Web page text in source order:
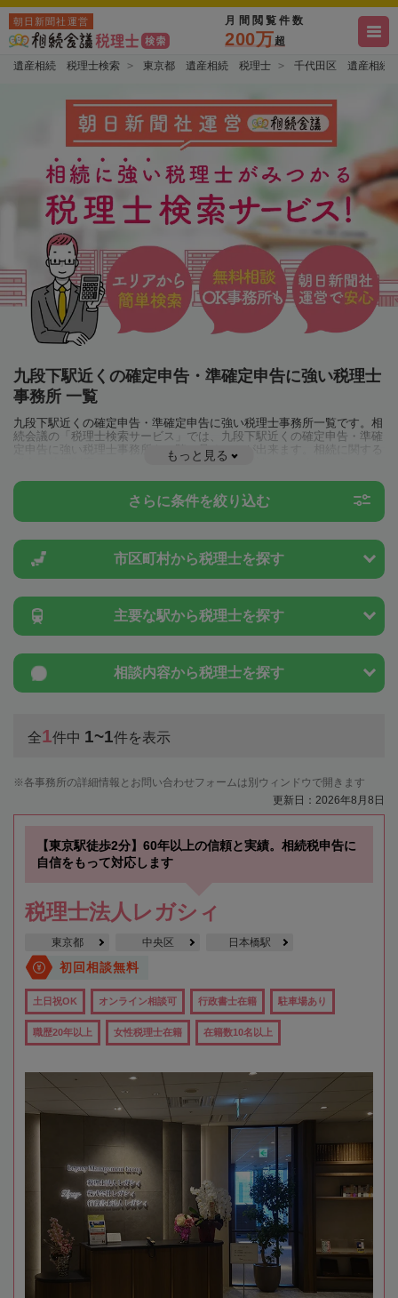
朝日新聞社運営 月間閲覧件数
200万超
遺産相続 税理士検索 東京都 遺産相続 税理士 千代田区 遺産相続
九段下駅近くの確定申告・準確定申告に強い税理士
事務所 一覧
九段下駅近くの確定申告・準確定申告に強い税理士事務所一覧です。相
続会議の「税理士検索サービス」では、九段下駅近くの確定申告・準確
定申告に強い税理士事務所を一覧で見ることが出来ます。相続に関する
税金や特例制度のことは一度近隣の税理士に相談してみましょう。
もっと見る
さらに条件を絞り込む
市区町村から税理士を探す
主要な駅から税理士を探す
相談内容から税理士を探す
全1件中 1~1件を表示
各事務所の詳細情報とお問い合わせフォームは別ウィンドウで開きます
更新日：2026年8月8日
【東京駅徒歩2分】60年以上の信頼と実績。相続税申告に
自信をもって対応します
税理士法人レガシィ
東京都 中央区 日本橋駅
初回相談無料
土日祝OK オンライン相談可 行政書士在籍 駐車場あり
職歴20年以上 女性税理士在籍 在籍数10名以上